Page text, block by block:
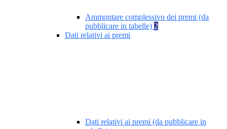
Ammontare complessivo dei premi (da
pubblicare in tabelle) 2
Dati relativi ai premi
Dati relativi ai premi (da pubblicare in